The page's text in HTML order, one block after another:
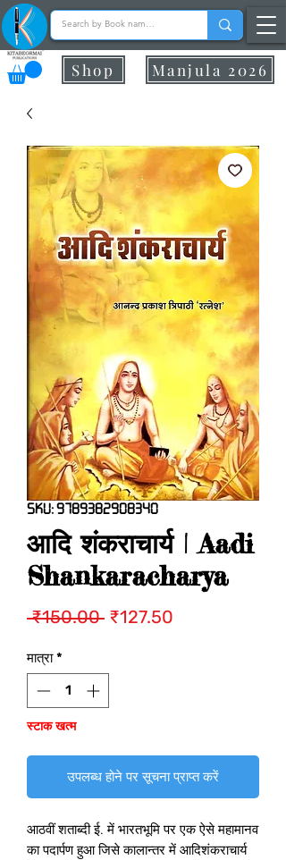
Manjula 2026
Shop
SKU: 9789382908340
आदि शंकराचार्य | Aadi
Shankaracharya
₹150.00 नियमित
₹127.50
मात्रा *
स्टाक खत्म
उपलब्ध होने पर सूचना प्राप्त करें
आठवीं शताब्दी ई. में भारतभूमि पर एक ऐसे महामानव
का पदार्पण हुआ जिसे कालान्तर में आदिशंकराचार्य